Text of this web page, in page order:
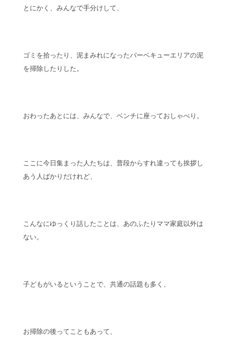
とにかく、みんなで手分けして、
ゴミを拾ったり、泥まみれになったバーベキューエリアの泥
を掃除したりした。
おわったあとには、みんなで、ベンチに座っておしゃべり。
ここに今日集まった人たちは、普段からすれ違っても挨拶し
あう人ばかりだけれど、
こんなにゆっくり話したことは、あのふたりママ家庭以外は
ない。
子どもがいるということで、共通の話題も多く、
お掃除の後ってこともあって、